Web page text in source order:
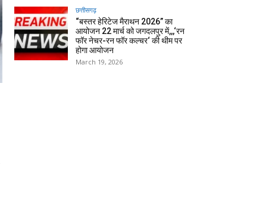
छत्तीसगढ़
“बस्तर हेरिटेज मैराथन 2026” का
आयोजन 22 मार्च को जगदलपुर में,,,‘रन
फॉर नेचर-रन फॉर कल्चर‘ की थीम पर
होगा आयोजन
March 19, 2026